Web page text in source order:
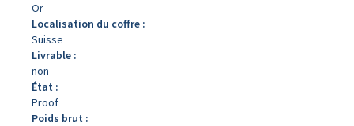
Or
Localisation du coffre :
Suisse
Livrable :
non
État :
Proof
Poids brut :